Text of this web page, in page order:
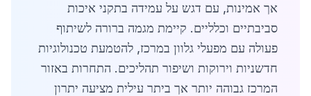
אך אמינות, עם דגש על עמידה בתקני איכות
סביבתיים וכלליים. קיימת מגמה ברורה לשיתוף
פעולה עם מפעלי גלוון במרכז, להטמעת טכנולוגיות
חדשניות וירוקות ושיפור תהליכים. התחרות באזור
המרכז גבוהה יותר אך ביתר עילית מציעה יתרון